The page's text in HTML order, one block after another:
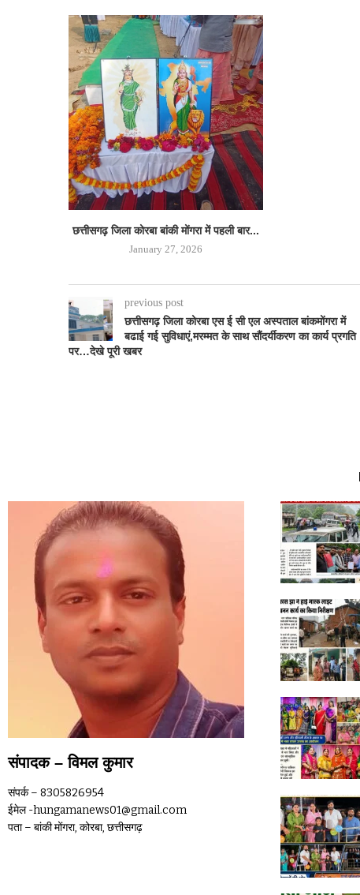
छत्तीसगढ़ जिला कोरबा बांकी मोंगरा में पहली बार...
January 27, 2026
previous post
छत्तीसगढ़ जिला कोरबा एस ई सी एल अस्पताल बांकमोंगरा में
बढाई गई सुविधाएं,मरम्मत के साथ सौंदर्यीकरण का कार्य प्रगति
पर…देखे पूरी खबर
संपादक – विमल कुमार
संपर्क – 8305826954
ईमेल -hungamanews01@gmail.com
पता – बांकी मोंगरा, कोरबा, छत्तीसगढ़